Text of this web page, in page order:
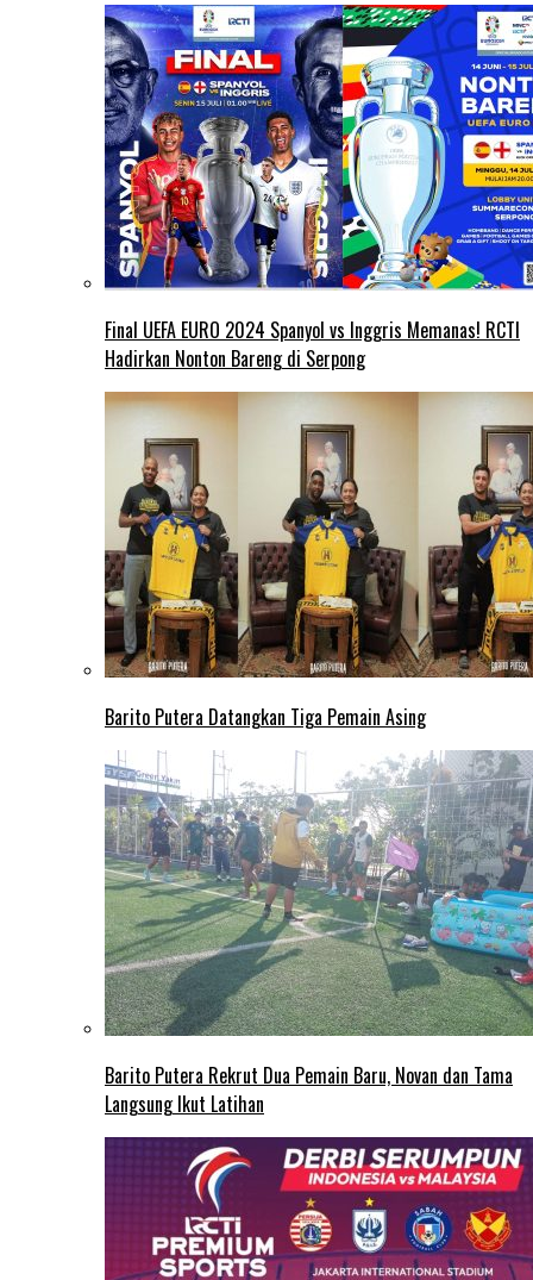
Final UEFA EURO 2024 Spanyol vs Inggris Memanas! RCTI
Hadirkan Nonton Bareng di Serpong
Barito Putera Datangkan Tiga Pemain Asing
Barito Putera Rekrut Dua Pemain Baru, Novan dan Tama
Langsung Ikut Latihan